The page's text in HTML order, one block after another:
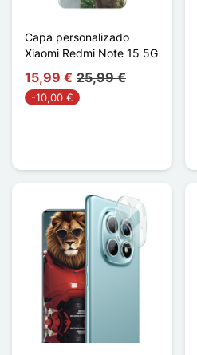
Capa personalizado
Xiaomi Redmi Note 15 5G
15,99 € 25,99 €
-10,00 €